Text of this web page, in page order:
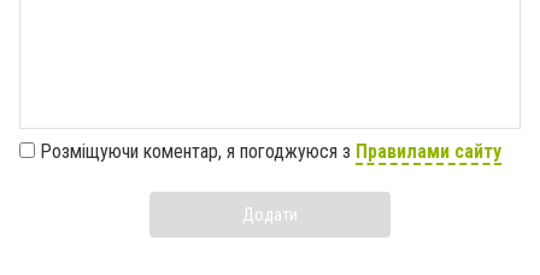
Розміщуючи коментар, я погоджуюся з Правилами сайту
Додати